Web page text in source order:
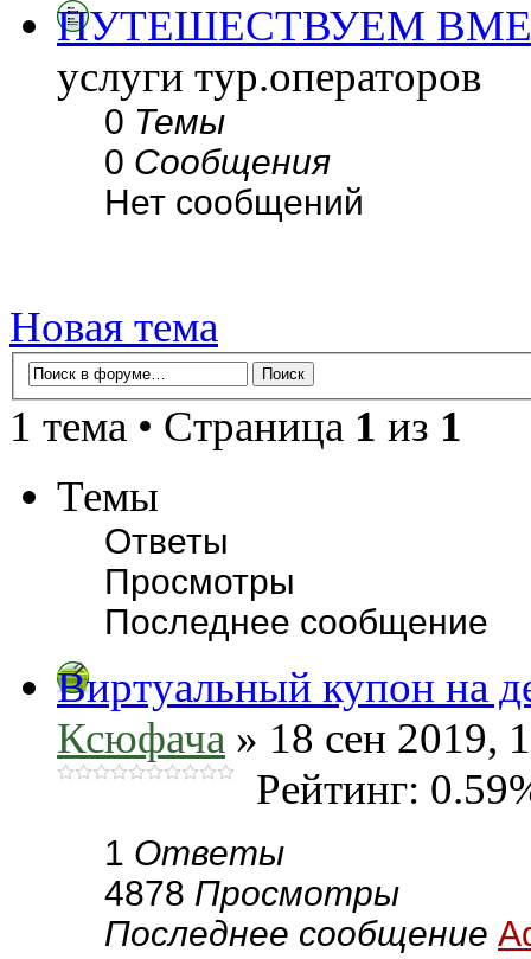
ПУТЕШЕСТВУЕМ
услуги тур.операторов
0 Темы
0 Сообщения
Нет сообщений
Новая тема
1 тема • Страница 1 из 1
Темы
Ответы
Просмотры
Последнее сообщение
Виртуальный купон на
Ксюфача » 18 сен 2019,
Рейтинг:
1 Ответы
4878 Просмотры
Последнее сообщение